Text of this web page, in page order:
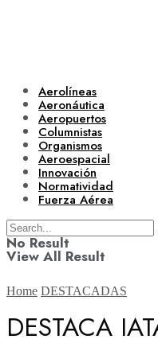
Aerolíneas
Aeronáutica
Aeropuertos
Columnistas
Organismos
Aeroespacial
Innovación
Normatividad
Fuerza Aérea
No Result
View All Result
Home DESTACADAS
DESTACA